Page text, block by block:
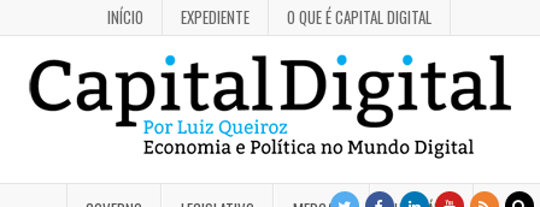
INÍCIO EXPEDIENTE O QUE É CAPITAL DIGITAL